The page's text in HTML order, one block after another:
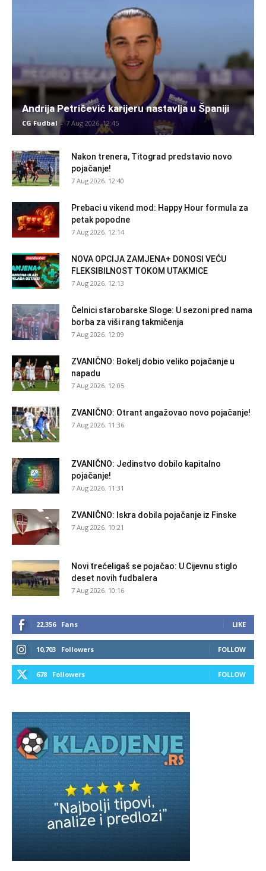
Andrija Petričević karijeru nastavlja u Španiji
CG Fudbal - 7 Aug 2026. 12:45
Nakon trenera, Titograd predstavio novo
pojačanje!
7 Aug 2026. 12:40
Prebaci u vikend mod: Happy Hour formula za
petak popodne
7 Aug 2026. 12:14
NOVA OPCIJA ZAMJENA+ DONOSI VEĆU
FLEKSIBILNOST TOKOM UTAKMICE
7 Aug 2026. 12:13
Čelnici starobarske Sloge: U sezoni pred nama
borba za viši rang takmičenja
7 Aug 2026. 12:09
ZVANIČNO: Bokelj dobio veliko pojačanje u
napadu
7 Aug 2026. 12:05
ZVANIČNO: Otrant angažovao novo pojačanje!
7 Aug 2026. 11:36
ZVANIČNO: Jedinstvo dobilo kapitalno
pojačanje!
7 Aug 2026. 11:31
ZVANIČNO: Iskra dobila pojačanje iz Finske
7 Aug 2026. 10:21
Novi trećeligaš se pojačao: U Cijevnu stiglo
deset novih fudbalera
7 Aug 2026. 10:16
22,356 Fans LIKE
10,703 Followers FOLLOW
678 Followers FOLLOW